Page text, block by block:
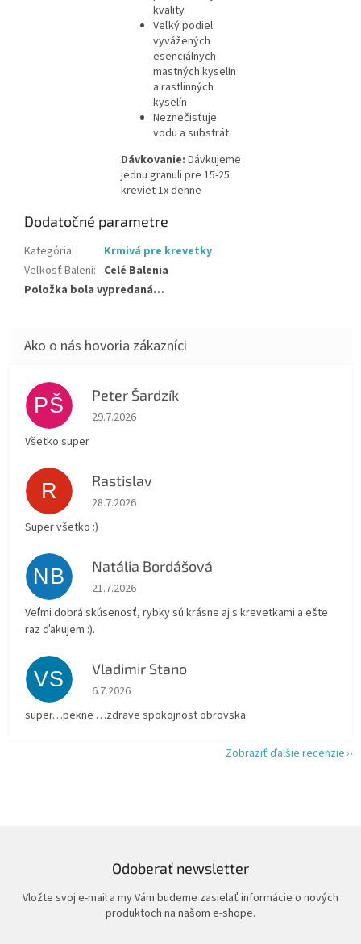
kvality
Veľký podiel
vyvážených
esenciálnych
mastných kyselín
a rastlinných
kyselín
Neznečisťuje
vodu a substrát
Dávkovanie: Dávkujeme
jednu granuli pre 15-25
kreviet 1x denne
Dodatočné parametre
Kategória:
Krmivá pre krevetky
Veľkosť Balení: Celé Balenia
Položka bola vypredaná…
PŠ Peter Šardzík
Hodnotenie obchodu je 5 z 5 hviezdičiek.
29.7.2026
Všetko super
R Rastislav
Hodnotenie obchodu je 5 z 5 hviezdičiek.
28.7.2026
Super všetko :)
NB Natália Bordášová
Hodnotenie obchodu je 5 z 5 hviezdičiek.
21.7.2026
Veľmi dobrá skúsenosť, rybky sú krásne aj s krevetkami a ešte
raz ďakujem :).
VS Vladimir Stano
Hodnotenie obchodu je 5 z 5 hviezdičiek.
6.7.2026
super…pekne …zdrave spokojnost obrovska
Zobraziť ďalšie recenzie
Odoberať newsletter
Vložte svoj e-mail a my Vám budeme zasielať informácie o nových
produktoch na našom e-shope.